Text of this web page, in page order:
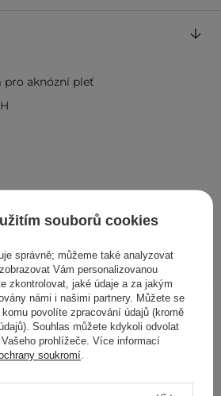
PŘIDAT DO KOŠÍKU
pro aknózní pleť
si prohlédli
souborů cookies
správně; můžeme také analyzovat
Vám personalizovanou
zkontrolovat, jaké údaje a za jakým
námi i našimi partnery. Můžete se
povolíte zpracování údajů (kromě
Souhlas můžete kdykoli odvolat
prohlížeče. Více informací
soukromí